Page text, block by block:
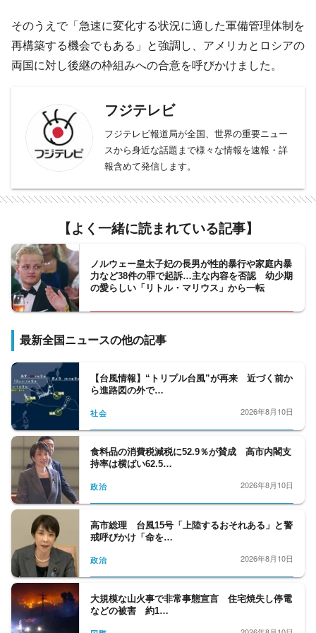
そのうえで「急速に変化する状況に適した軍備管理体制を
再構築する機会でもある」と強調し、アメリカとロシアの
両国に対し後継の枠組みへの合意を呼びかけました。
フジテレビ
フジテレビ報道局が全国、世界の重要ニュー
スから身近な話題まで様々な情報を速報・詳
報含めて発信します。
【よく一緒に読まれている記事】
ノルウェー皇太子妃の長男が性的暴行や家庭内暴
力など38件の罪で起訴…主な内容を否認 幼少期
の愛らしい「リトル・マリウス」から一転
最新全国ニュースの他の記事
【台風情報】“トリプル台風”が再来 近づく前か
ら進路図の外で…
社会 2026年8月10日
食料品の消費税減税に52.9％が賛成 高市内閣支
持率は横ばい62.5…
政治 2026年8月10日
高市総理 台風15号「上陸するおそれある」と警
戒呼びかけ「命を…
政治 2026年8月10日
大規模な山火事で非常事態宣言 住宅焼失し停電
などの被害 約1…